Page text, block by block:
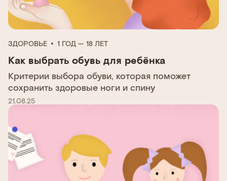
ЗДОРОВЬЕ 1 ГОД — 18 ЛЕТ
Как выбрать обувь для ребёнка
Критерии выбора обуви, которая поможет
сохранить здоровые ноги и спину
21.08.25